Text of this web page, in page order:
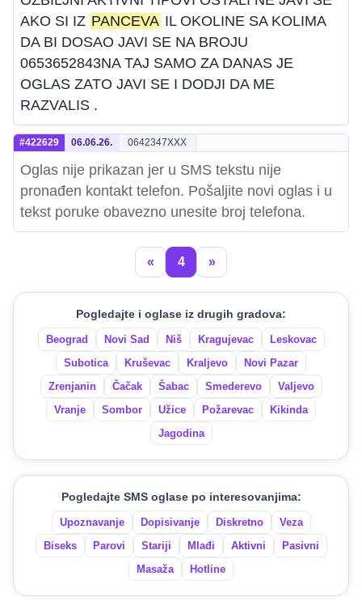
AKO SI IZ PANCEVA IL OKOLINE SA KOLIMA
DA BI DOSAO JAVI SE NA BROJU
0653652843NA TAJ SAMO ZA DANAS JE
OGLAS ZATO JAVI SE I DODJI DA ME
RAZVALIS .
#422629 06.06.26. 0642347XXX
Oglas nije prikazan jer u SMS tekstu nije
pronađen kontakt telefon. Pošaljite novi oglas i u
tekst poruke obavezno unesite broj telefona.
« 4 »
Pogledajte i oglase iz drugih gradova:
Beograd Novi Sad Niš Kragujevac
Leskovac
Subotica
Kruševac Kraljevo
Novi Pazar
Zrenjanin
Čačak Šabac Smederevo
Valjevo
Vranje
Sombor Užice Požarevac
Kikinda
Jagodina
Pogledajte SMS oglase po interesovanjima:
Upoznavanje Dopisivanje Diskretno
Veza
Biseks
Parovi Stariji Mlađi Aktivni
Pasivni
Masaža
Hotline